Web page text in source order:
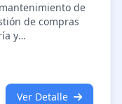
de
de compras
y
Ver Detalle